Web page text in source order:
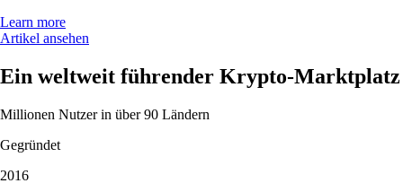
Learn more
Artikel ansehen
Ein weltweit führender Krypto-Marktplatz
Millionen Nutzer in über 90 Ländern
Gegründet
2016